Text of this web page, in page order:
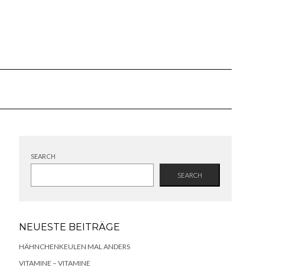
SEARCH
SEARCH
NEUESTE BEITRÄGE
HÄHNCHENKEULEN MAL ANDERS
VITAMINE – VITAMINE